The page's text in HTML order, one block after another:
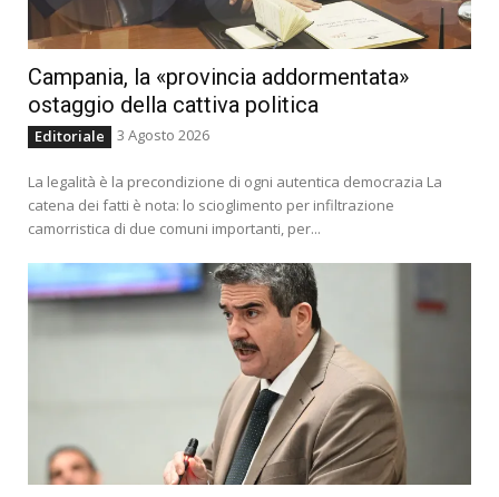
Campania, la «provincia addormentata»
ostaggio della cattiva politica
Editoriale 3 Agosto 2026
La legalità è la precondizione di ogni autentica democrazia La
catena dei fatti è nota: lo scioglimento per infiltrazione
camorristica di due comuni importanti, per...